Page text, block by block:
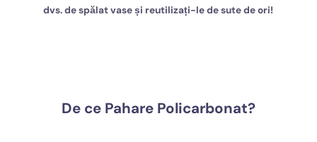
dvs. de spălat vase și reutilizați-le de sute de ori!
De ce Pahare Policarbonat?